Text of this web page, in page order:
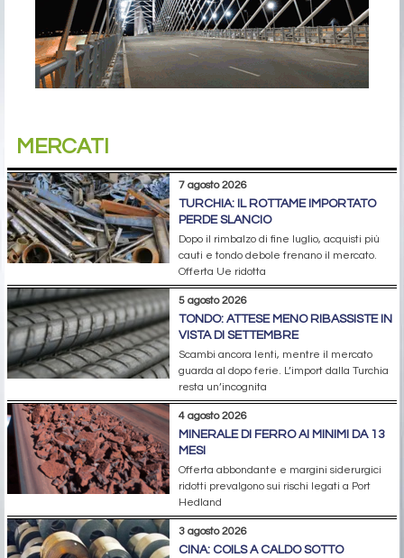
MERCATI
7 agosto 2026
TURCHIA: IL ROTTAME IMPORTATO
PERDE SLANCIO
Dopo il rimbalzo di fine luglio, acquisti più
cauti e tondo debole frenano il mercato.
Offerta Ue ridotta
5 agosto 2026
TONDO: ATTESE MENO RIBASSISTE IN
VISTA DI SETTEMBRE
Scambi ancora lenti, mentre il mercato
guarda al dopo ferie. L’import dalla Turchia
resta un’incognita
4 agosto 2026
MINERALE DI FERRO AI MINIMI DA 13
MESI
Offerta abbondante e margini siderurgici
ridotti prevalgono sui rischi legati a Port
Hedland
3 agosto 2026
CINA: COILS A CALDO SOTTO